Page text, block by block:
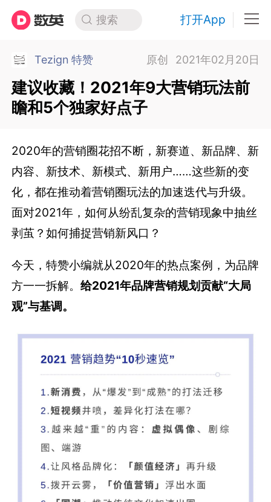
搜索 打开App
Tezign 特赞 原创 2021年02月20日
建议收藏！2021年9大营销玩法前
瞻和5个独家好点子
2020年的营销圈花招不断，新赛道、新品牌、新
内容、新技术、新模式、新用户……这些新的变
化，都在推动着营销圈玩法的加速迭代与升级。
面对2021年，如何从纷乱复杂的营销现象中抽丝
剥茧？如何捕捉营销新风口？
今天，特赞小编就从2020年的热点案例，为品牌
方一一拆解。给2021年品牌营销规划贡献“大局
观”与基调。